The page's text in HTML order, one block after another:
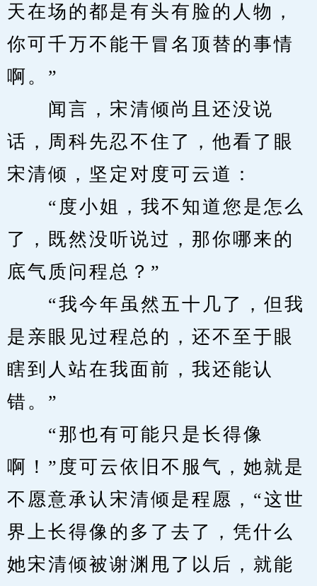
天在场的都是有头有脸的人物，
你可千万不能干冒名顶替的事情
啊。”
闻言，宋清倾尚且还没说
话，周科先忍不住了，他看了眼
宋清倾，坚定对度可云道：
“度小姐，我不知道您是怎么
了，既然没听说过，那你哪来的
底气质问程总？”
“我今年虽然五十几了，但我
是亲眼见过程总的，还不至于眼
瞎到人站在我面前，我还能认
错。”
“那也有可能只是长得像
啊！”度可云依旧不服气，她就是
不愿意承认宋清倾是程愿，“这世
界上长得像的多了去了，凭什么
她宋清倾被谢渊甩了以后，就能